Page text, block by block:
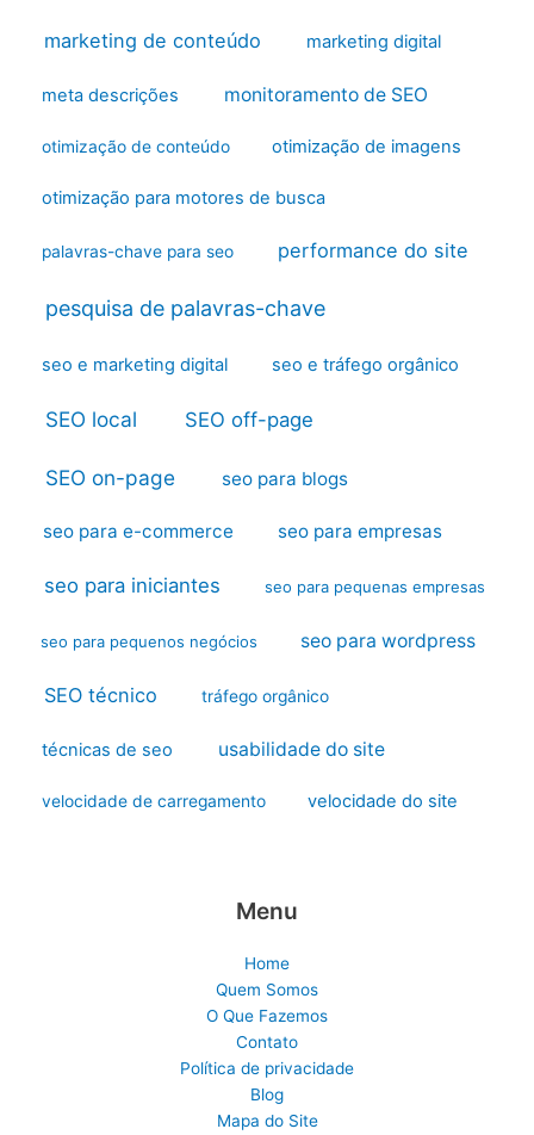
marketing de conteúdo marketing digital
meta descrições monitoramento de SEO
otimização de conteúdo otimização de imagens
otimização para motores de busca
palavras-chave para seo performance do site
pesquisa de palavras-chave
seo e marketing digital seo e tráfego orgânico
SEO local SEO off-page
SEO on-page seo para blogs
seo para e-commerce seo para empresas
seo para iniciantes seo para pequenas empresas
seo para pequenos negócios seo para wordpress
SEO técnico tráfego orgânico
técnicas de seo usabilidade do site
velocidade de carregamento velocidade do site
Menu
Home
Quem Somos
O Que Fazemos
Contato
Política de privacidade
Blog
Mapa do Site